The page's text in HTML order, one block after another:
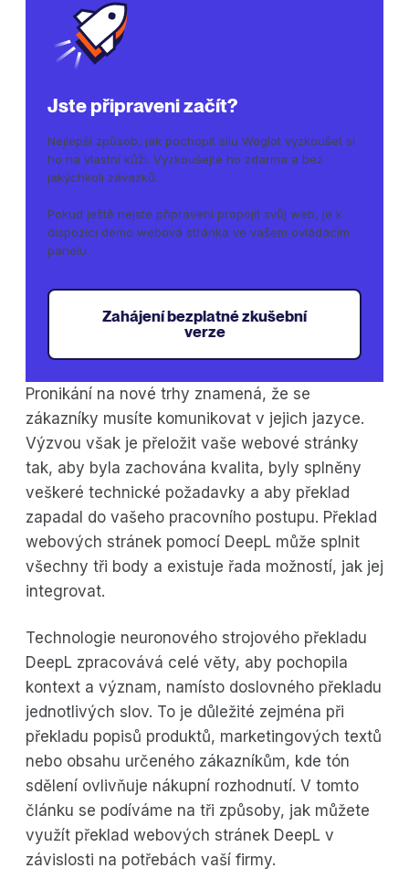
Pronikání na nové trhy znamená, že se
zákazníky musíte komunikovat v jejich jazyce.
Výzvou však je přeložit vaše webové stránky
tak, aby byla zachována kvalita, byly splněny
veškeré technické požadavky a aby překlad
zapadal do vašeho pracovního postupu. Překlad
webových stránek pomocí DeepL může splnit
všechny tři body a existuje řada možností, jak jej
integrovat.
Technologie neuronového strojového překladu
DeepL zpracovává celé věty, aby pochopila
kontext a význam, namísto doslovného překladu
jednotlivých slov. To je důležité zejména při
překladu popisů produktů, marketingových textů
nebo obsahu určeného zákazníkům, kde tón
sdělení ovlivňuje nákupní rozhodnutí. V tomto
článku se podíváme na tři způsoby, jak můžete
využít překlad webových stránek DeepL v
závislosti na potřebách vaší firmy.
Jste připraveni začít?
Nejlepší způsob, jak pochopit sílu Weglot vyzkoušet si
ho na vlastní kůži. Vyzkoušejte ho zdarma a bez
jakýchkoli závazků.
Pokud ještě nejste připraveni propojit svůj web, je k
dispozici demo webová stránka ve vašem ovládacím
panelu.
Zahájení bezplatné zkušební
verze